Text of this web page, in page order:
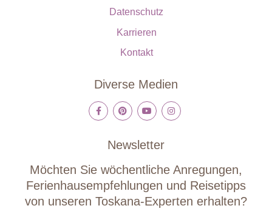
Datenschutz
Karrieren
Kontakt
Diverse Medien
Newsletter
Möchten Sie wöchentliche Anregungen,
Ferienhausempfehlungen und Reisetipps
von unseren Toskana-Experten erhalten?